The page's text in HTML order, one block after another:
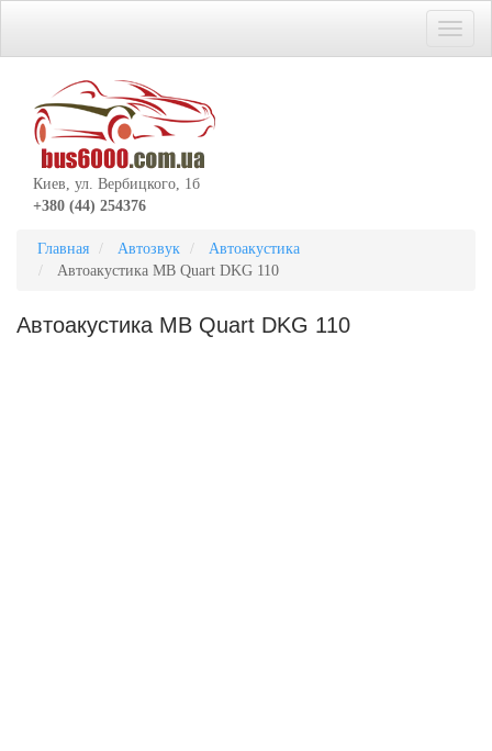
Киев, ул. Вербицкого, 1б
+380 (44) 254376
Главная Автозвук
Автоакустика
Автоакустика MB Quart DKG 110
Автоакустика MB Quart DKG 110